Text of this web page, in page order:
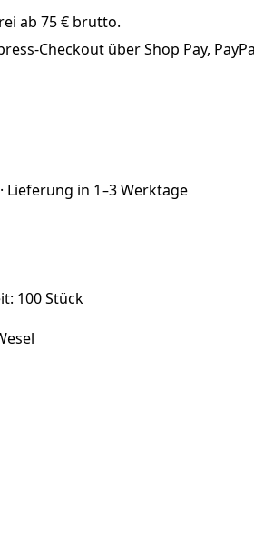
ab 75 € brutto.
Checkout über Shop Pay,
· Lieferung in 1–3 Werktage
100 Stück